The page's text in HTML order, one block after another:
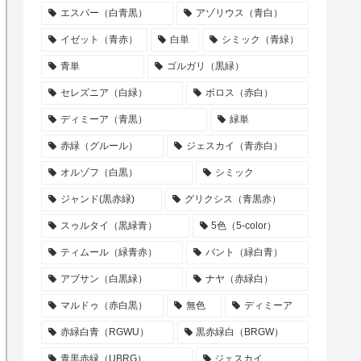
エスパー（白青黒） アゾリウス（青白）
イゼット（青赤） 白単 シミック（青緑）
青単 ゴルガリ（黒緑）
セレズニア（白緑） ボロス（赤白）
ディミーア（青黒） 緑単
赤緑（グルール） ジェスカイ（青赤白）
オルゾフ（白黒） シミック
ジャンド(黒赤緑) グリクシス（青黒赤）
スゥルタイ（黒緑青） 5色（5-color）
ティムール（緑青赤） バント（緑白青）
アブサン（白黒緑） ナヤ（赤緑白）
マルドゥ（赤白黒） 無色 ディミーア
赤緑白青（RGWU） 黒赤緑白（BRGW）
青黒赤緑（UBRG） ジェスカイ